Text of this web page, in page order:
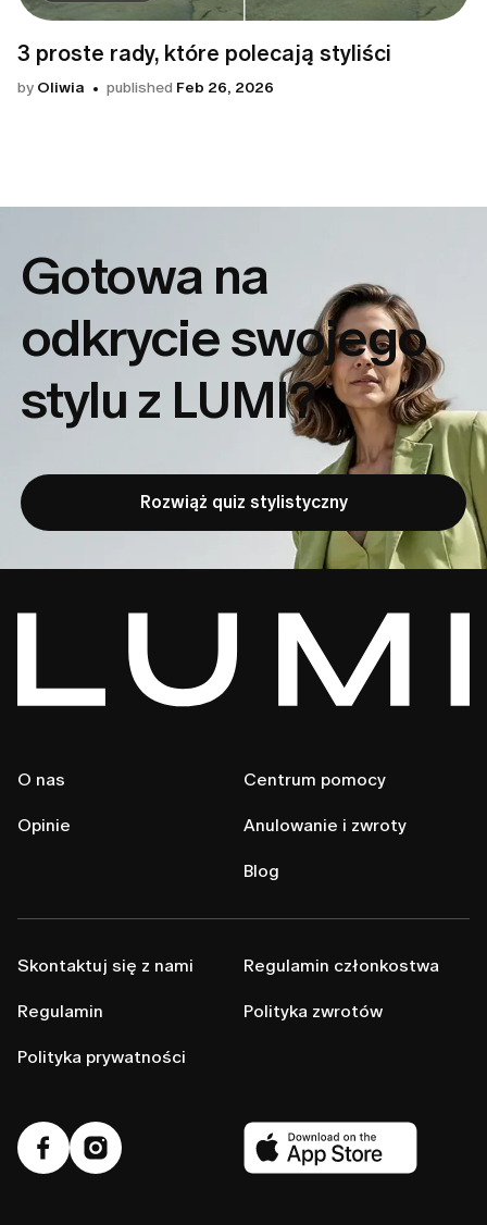
3 proste rady, które polecają styliści
by Oliwia published Feb 26, 2026
Gotowa na
odkrycieswojego
stylu z LUMI?
Rozwiąż quiz stylistyczny
O nas
Opinie
Centrum pomocy
Anulowanie i zwroty
Blog
Skontaktuj się z nami
Regulamin
Polityka prywatności
Regulamin członkostwa
Polityka zwrotów